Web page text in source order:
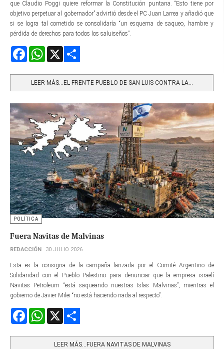
que Claudio Poggi quiere reformar la Constitución puntana. “Esto tiene por
objetivo perpetuar al gobernador” advirtió desde el PC Juan Larrea y añadió que
si se logra tal cometido se consolidaría “un esquema de saqueo, hambre y
pérdida de derechos para todos los saluiseños”.
FacebookWhatsApp
LEER MÁS…EL FRENTE PUEBLO DE SAN LUIS CONTRA LA...
POLÍTICA
Fuera Navitas de Malvinas
REDACCIÓN 30 JULIO 2026
Esta es la consigna de la campaña lanzada por el Comité Argentino de
Solidaridad con el Pueblo Palestino para denunciar que la empresa israelí
Navitas Petroleum “está saqueando nuestras Islas Malvinas”, mientras el
gobierno de Javier Milei “no está haciendo nada al respecto”.
FacebookWhatsApp
LEER MÁS…FUERA NAVITAS DE MALVINAS